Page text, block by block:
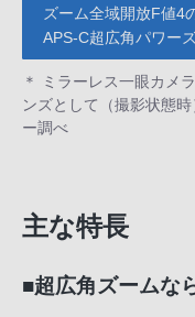
ズーム全域開放F値4
APS-C超広角パワー
＊ ミラーレス一眼カメ
ンズとして（撮影状態
ー調べ
主な特長
■超広角ズームな